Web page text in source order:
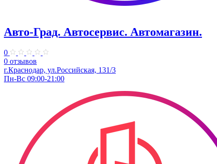
Авто-Град. Автосервис. Автомагазин.
0
0 отзывов
г.Краснодар, ул.Российская, 131/3
Пн-Вс 09:00-21:00